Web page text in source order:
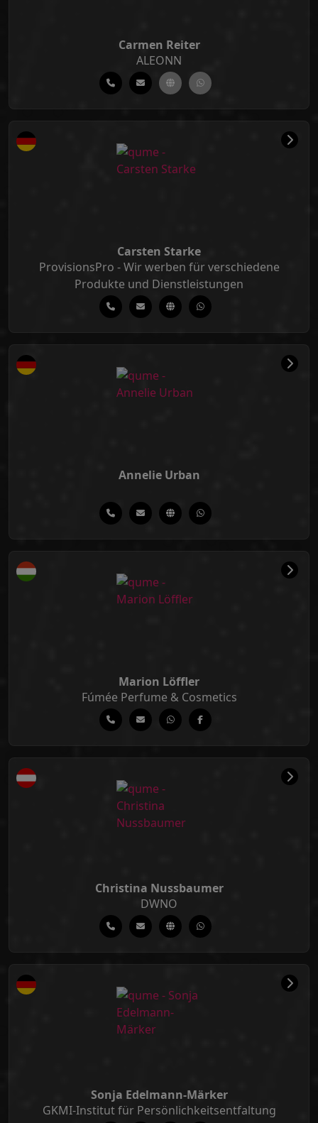
Carmen Reiter
ALEONN
Carsten Starke
ProvisionsPro - Wir werben für verschiedene
Produkte und Dienstleistungen
Annelie Urban
Marion Löffler
Fúmée Perfume & Cosmetics
Christina Nussbaumer
DWNO
Sonja Edelmann-Märker
GKMI-Institut für Persönlichkeitsentfaltung